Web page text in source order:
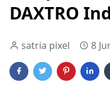
DAXTRO
satria pixel 8